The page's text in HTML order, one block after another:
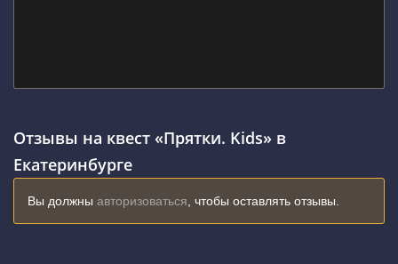
Отзывы на квест «Прятки. Kids» в
Екатеринбурге
Вы должны авторизоваться , чтобы оставлять отзывы.